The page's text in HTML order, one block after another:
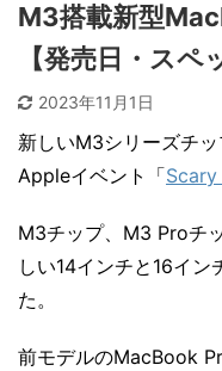
M3搭載新型
【発売日・スペ
2023年11月1日
新しいM3シリーズチ
Appleイベント「Scary
M3チップ、M3 Proチ
しい14インチと16イ
た。
前モデルのMacBook